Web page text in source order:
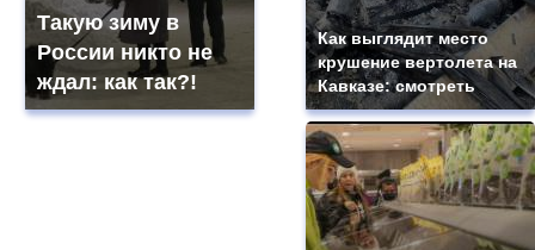
Такую зиму в
России никто не
ждал: как так?!
Как выглядит место
крушение вертолета на
Кавказе: смотреть